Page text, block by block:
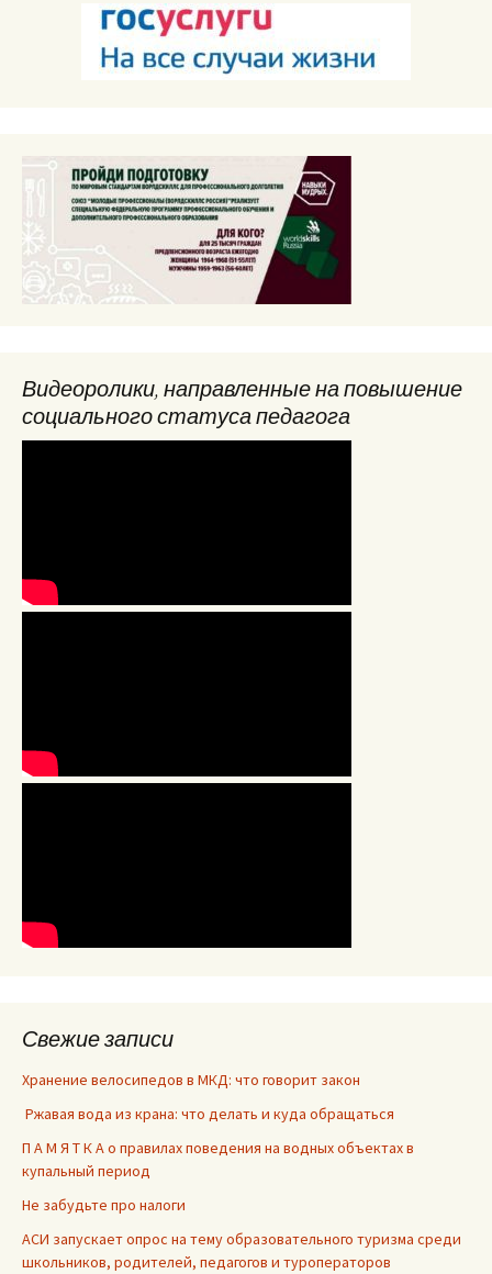
Видеоролики, направленные на повышение
социального статуса педагога
Свежие записи
Хранение велосипедов в МКД: что говорит закон
Ржавая вода из крана: что делать и куда обращаться
П А М Я Т К А о правилах поведения на водных объектах в
купальный период
Не забудьте про налоги
АСИ запускает опрос на тему образовательного туризма среди
школьников, родителей, педагогов и туроператоров